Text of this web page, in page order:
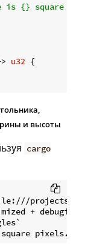
is {} square
u32 {
и высоты
cargo
projects/
+